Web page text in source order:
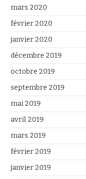
mars 2020
février 2020
janvier 2020
décembre 2019
octobre 2019
septembre 2019
mai 2019
avril 2019
mars 2019
février 2019
janvier 2019